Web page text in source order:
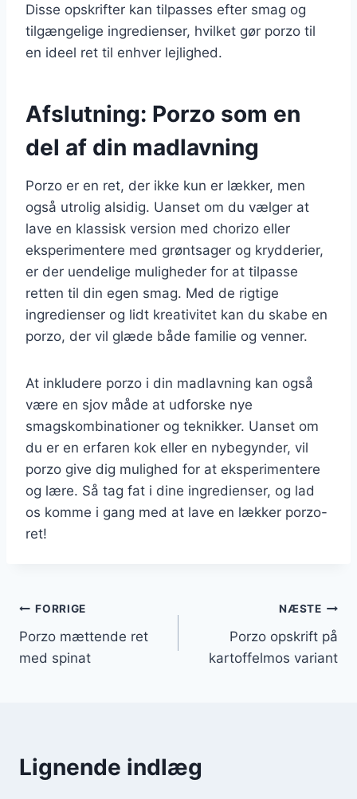
Disse opskrifter kan tilpasses efter smag og
tilgængelige ingredienser, hvilket gør porzo til
en ideel ret til enhver lejlighed.
Afslutning: Porzo som en
del af din madlavning
Porzo er en ret, der ikke kun er lækker, men
også utrolig alsidig. Uanset om du vælger at
lave en klassisk version med chorizo eller
eksperimentere med grøntsager og krydderier,
er der uendelige muligheder for at tilpasse
retten til din egen smag. Med de rigtige
ingredienser og lidt kreativitet kan du skabe en
porzo, der vil glæde både familie og venner.
At inkludere porzo i din madlavning kan også
være en sjov måde at udforske nye
smagskombinationer og teknikker. Uanset om
du er en erfaren kok eller en nybegynder, vil
porzo give dig mulighed for at eksperimentere
og lære. Så tag fat i dine ingredienser, og lad
os komme i gang med at lave en lækker porzo-
ret!
Indlægsnavigation
FORRIGE
Porzo mættende ret
med spinat
NÆSTE
Porzo opskrift på
kartoffelmos variant
Lignende indlæg